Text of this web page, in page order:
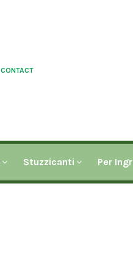
CONTACT
Stuzzicanti Per